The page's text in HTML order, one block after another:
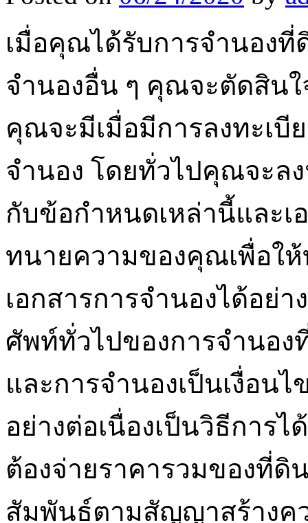
เมื่อคุณได้รับการจำนอง
จำนองอื่น ๆ คุณจะตัดสินใ
คุณจะมีเมื่อมีการลงทะเ
จำนอง โดยทั่วไปคุณจะล
กับข้อกำหนดเหล่านี้และเ
ทนายความของคุณเพื่อใ
เอกสารการจำนองได้อย่
ศัพท์ทั่วไปของการจำนอง
และการจำนองเป็นเงื่อน
อย่างต่อเนื่องเป็นวิธีการ
ต้องจ่ายราคารวมของที่ดิ
สัมพันธ์ตามสัญญาสร้างค